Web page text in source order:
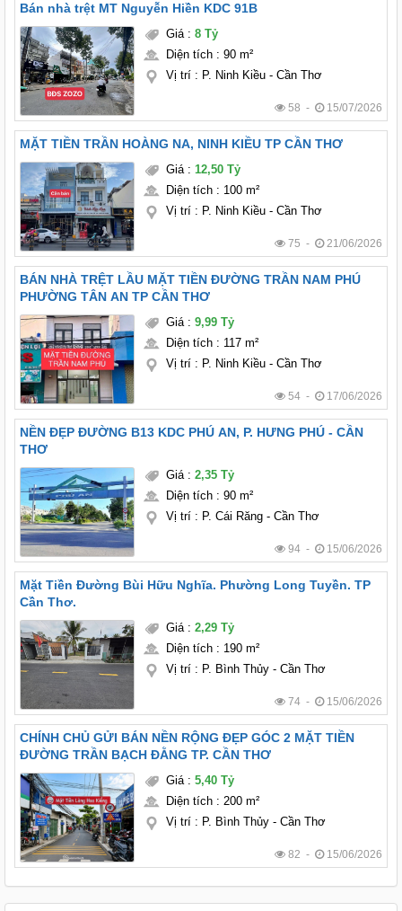
Bán nhà trệt MT Nguyễn Hiền KDC 91B
Giá: 8 Tỷ
Diện tích: 90 m²
Vị trí: P. Ninh Kiều - Cần Thơ
58 - 15/07/2026
MẶT TIỀN TRẦN HOÀNG NA, NINH KIỀU TP CẦN THƠ
Giá: 12,50 Tỷ
Diện tích: 100 m²
Vị trí: P. Ninh Kiều - Cần Thơ
75 - 21/06/2026
BÁN NHÀ TRỆT LẦU MẶT TIỀN ĐƯỜNG TRẦN NAM PHÚ
PHƯỜNG TÂN AN TP CẦN THƠ
Giá: 9,99 Tỷ
Diện tích: 117 m²
Vị trí: P. Ninh Kiều - Cần Thơ
54 - 17/06/2026
NỀN ĐẸP ĐƯỜNG B13 KDC PHÚ AN, P. HƯNG PHÚ - CẦN
THƠ
Giá: 2,35 Tỷ
Diện tích: 90 m²
Vị trí: P. Cái Răng - Cần Thơ
94 - 15/06/2026
Mặt Tiền Đường Bùi Hữu Nghĩa. Phường Long Tuyền. TP
Cần Thơ.
Giá: 2,29 Tỷ
Diện tích: 190 m²
Vị trí: P. Bình Thủy - Cần Thơ
74 - 15/06/2026
CHÍNH CHỦ GỬI BÁN NỀN RỘNG ĐẸP GÓC 2 MẶT TIỀN
ĐƯỜNG TRẦN BẠCH ĐẰNG TP. CẦN THƠ
Giá: 5,40 Tỷ
Diện tích: 200 m²
Vị trí: P. Bình Thủy - Cần Thơ
82 - 15/06/2026